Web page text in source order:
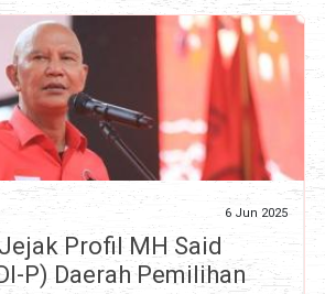
6 Jun 2025
Profil MH Said
P) Daerah Pemilihan